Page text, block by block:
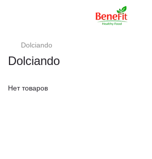
Dolciando
Dolciando
Нет товаров